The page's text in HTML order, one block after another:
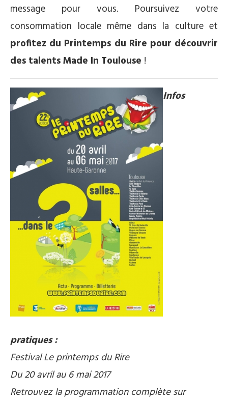
message pour vous. Poursuivez votre
consommation locale même dans la culture et
profitez du Printemps du Rire pour découvrir
des talents Made In Toulouse !
Infos
pratiques :
Festival Le printemps du Rire
Du 20 avril au 6 mai 2017
Retrouvez la programmation complète sur